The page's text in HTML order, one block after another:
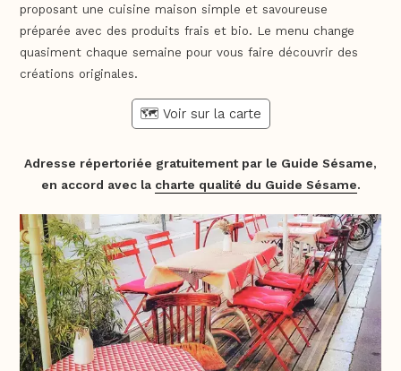
proposant une cuisine maison simple et savoureuse
préparée avec des produits frais et bio. Le menu change
quasiment chaque semaine pour vous faire découvrir des
créations originales.
🗺️ Voir sur la carte
Adresse répertoriée gratuitement par le Guide Sésame,
en accord avec la charte qualité du Guide Sésame.